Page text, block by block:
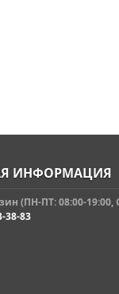
ИНФОРМАЦИЯ
(ПН-ПТ: 08:00-
38-83